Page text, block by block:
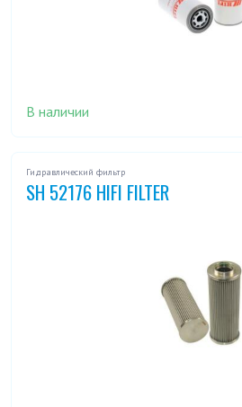
В наличии
Гидравлический фильтр
SH 52176 HIFI FILTER